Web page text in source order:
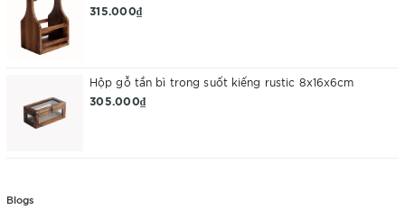
315.000₫
Hộp gỗ tần bì trong suốt kiếng rustic 8x16x6cm
305.000₫
Blogs